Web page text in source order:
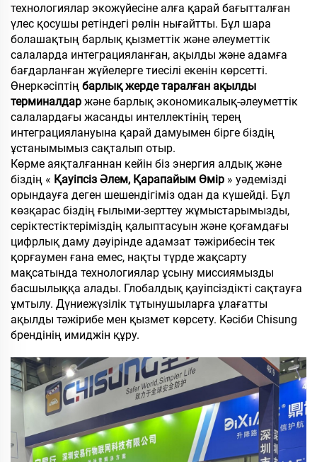
технологиялар экожүйесіне алға қарай бағытталған
үлес қосушы ретіндегі рөлін нығайтты. Бұл шара
болашақтың барлық қызметтік және әлеуметтік
салаларда интеграцияланған, ақылды және адамға
бағдарланған жүйелерге тиесілі екенін көрсетті.
Өнеркәсіптің барлық жерде таралған ақылды
терминалдар және барлық экономикалық-әлеуметтік
салалардағы жасанды интеллектінің терең
интеграциялануына қарай дамуымен бірге біздің
ұстанымымыз сақталып отыр.
Көрме аяқталғаннан кейін біз энергия алдық және
біздің « Қауіпсіз Әлем, Қарапайым Өмір » уәдемізді
орындауға деген шешендігіміз одан да күшейді. Бұл
көзқарас біздің ғылыми-зерттеу жұмыстарымызды,
серіктестіктеріміздің қалыптасуын және қоғамдағы
цифрлық даму дәуірінде адамзат тәжірибесін тек
қорғаумен ғана емес, нақты түрде жақсарту
мақсатында технологиялар ұсыну миссиямызды
басшылыққа алады. Глобалдық қауіпсіздікті сақтауға
ұмтылу. Дүниежүзілік тұтынушыларға ұлағатты
ақылды тәжірибе мен қызмет көрсету. Кәсіби Chisung
брендінің имиджін құру.